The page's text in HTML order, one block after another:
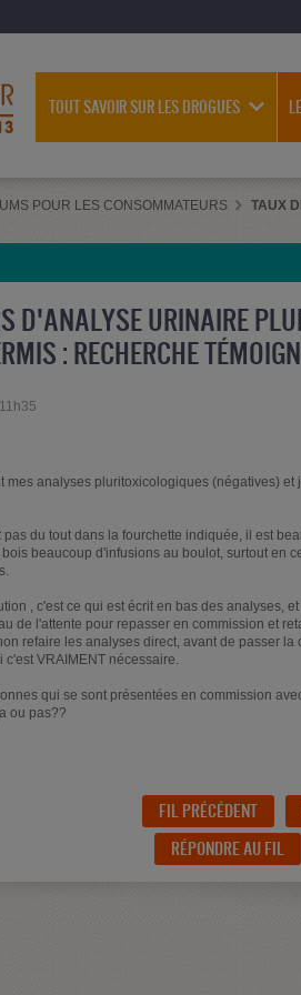
TOUT SAVOIR SUR LES DROGUES
POUR LES CONSOMMATEURS
TAUX
D'ANALYSE URINAIRE
: RECHERCHE
mes analyses pluritoxicologiques (négatives) et
du tout dans la fourchette indiquée, il est
beaucoup d'infusions au boulot, surtout en
, c'est ce qui est écrit en bas des analyses,
de l'attente pour repasser en commission et
refaire les analyses direct, avant de passer la
VRAIMENT nécessaire.
qui se sont présentées en commission
ou pas??
FIL PRÉCÉDENT
RÉPONDRE AU FIL